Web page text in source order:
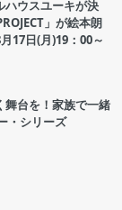
ハウスユーキが決
」が絵本朗
17日(月)19：00～
舞台を！家族で一緒
・シリーズ